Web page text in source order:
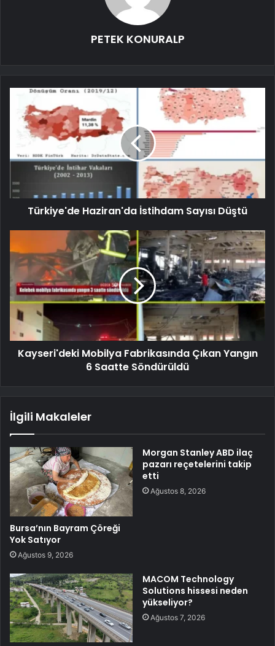
PETEK KONURALP
Türkiye'de Haziran'da İstihdam Sayısı Düştü
Kayseri'deki Mobilya Fabrikasında Çıkan Yangın
6 Saatte Söndürüldü
İlgili Makaleler
Bursa’nın Bayram Çöreği
Yok Satıyor
Ağustos 9, 2026
Morgan Stanley ABD ilaç
pazarı reçetelerini takip
etti
Ağustos 8, 2026
MACOM Technology
Solutions hissesi neden
yükseliyor?
Ağustos 7, 2026